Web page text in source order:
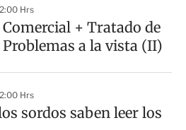
Hrs
+ Tratado de
Problemas a la vista (II)
Hrs
sordos saben leer los